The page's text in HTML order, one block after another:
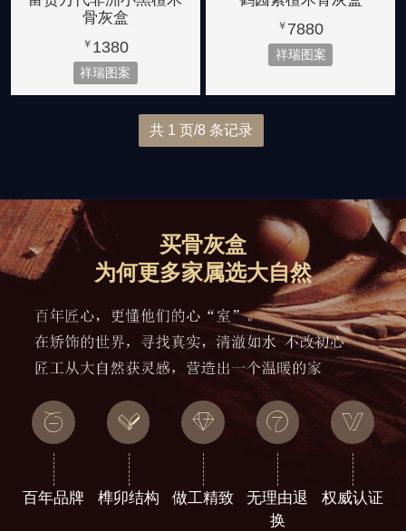
骨灰盒
￥ 1380
祥瑞图案
￥ 7880
祥瑞图案
共 1 页/8 条记录
买骨灰盒
为何更多家属选大自然
百年品牌 榫卯结构 做工精致
无理由退
换
权威认证